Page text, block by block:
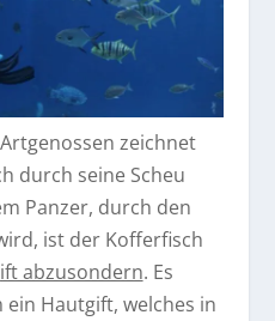
zeichnet
durch seine Scheu
Panzer, durch den
ist der Kofferfisch
abzusondern. Es
Hautgift, welches in